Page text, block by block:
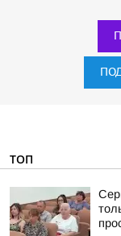
ТОП